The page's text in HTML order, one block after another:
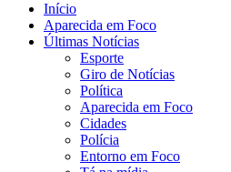
Início
Aparecida em Foco
Últimas Notícias
Esporte
Giro de Notícias
Política
Aparecida em Foco
Cidades
Polícia
Entorno em Foco